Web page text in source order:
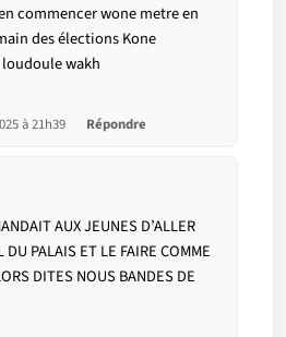
commencer wone metre en
des élections Kone
wakh
à 21h39 Répondre
AUX JEUNES D’ALLER
DU PALAIS ET LE FAIRE COMME
DITES NOUS BANDES DE